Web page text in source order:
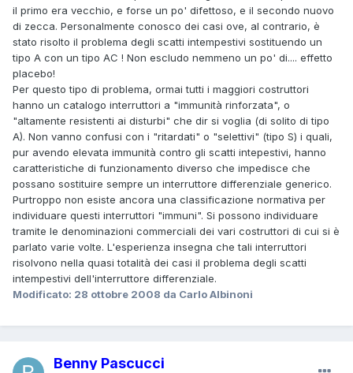
il primo era vecchio, e forse un po' difettoso, e il secondo nuovo
di zecca. Personalmente conosco dei casi ove, al contrario, è
stato risolto il problema degli scatti intempestivi sostituendo un
tipo A con un tipo AC ! Non escludo nemmeno un po' di.... effetto
placebo!
Per questo tipo di problema, ormai tutti i maggiori costruttori
hanno un catalogo interruttori a "immunità rinforzata", o
"altamente resistenti ai disturbi" che dir si voglia (di solito di tipo
A). Non vanno confusi con i "ritardati" o "selettivi" (tipo S) i quali,
pur avendo elevata immunità contro gli scatti intepestivi, hanno
caratteristiche di funzionamento diverso che impedisce che
possano sostituire sempre un interruttore differenziale generico.
Purtroppo non esiste ancora una classificazione normativa per
individuare questi interruttori "immuni". Si possono individuare
tramite le denominazioni commerciali dei vari costruttori di cui si è
parlato varie volte. L'esperienza insegna che tali interruttori
risolvono nella quasi totalità dei casi il problema degli scatti
intempestivi dell'interruttore differenziale.
Modificato: 28 ottobre 2008 da Carlo Albinoni
Benny Pascucci